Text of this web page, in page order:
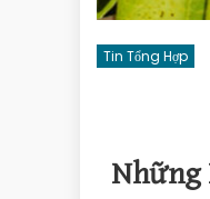
Tin Tổng Hợp
Những